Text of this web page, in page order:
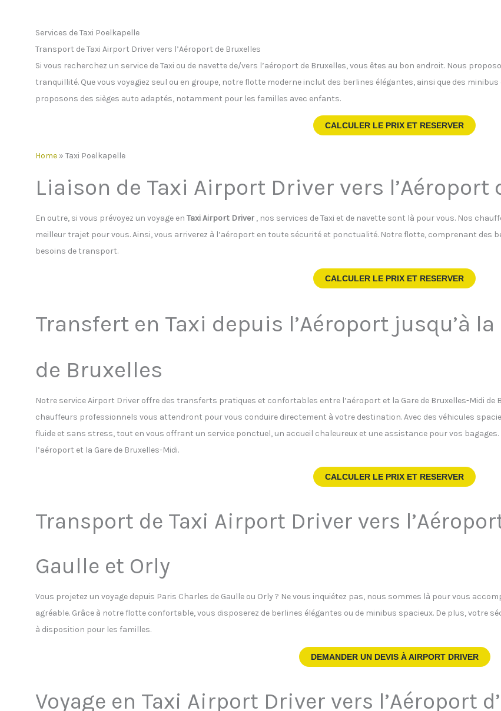
Services de Taxi Poelkapelle
Transport de Taxi Airport Driver vers l’Aéroport de Bruxelles
Si vous recherchez un service de Taxi ou de navette de/vers l’aéroport de Bruxelles, vous êtes au bon endroit. Nous
tranquillité. Que vous voyagiez seul ou en groupe, notre flotte moderne inclut des berlines élégantes, ainsi que des
proposons des sièges auto adaptés, notamment pour les familles avec enfants.
CALCULER LE PRIX ET RESERVER
Home » Taxi Poelkapelle
Liaison de Taxi Airport Driver vers l’Aéroport
En outre, si vous prévoyez un voyage en Taxi Airport Driver , nos services de Taxi et de navette sont là pour vous. Nos
meilleur trajet pour vous. Ainsi, vous arriverez à l’aéroport en toute sécurité et ponctualité. Notre flotte, comprenant des
besoins de transport.
CALCULER LE PRIX ET RESERVER
Transfert en Taxi depuis l’Aéroport jusqu’à
de Bruxelles
Notre service Airport Driver offre des transferts pratiques et confortables entre l’aéroport et la Gare de Bruxelles-Midi de
chauffeurs professionnels vous attendront pour vous conduire directement à votre destination. Avec des véhicules
fluide et sans stress, tout en vous offrant un service ponctuel, un accueil chaleureux et une assistance pour vos
l’aéroport et la Gare de Bruxelles-Midi.
CALCULER LE PRIX ET RESERVER
Transport de Taxi Airport Driver vers
Gaulle et Orly
Vous projetez un voyage depuis Paris Charles de Gaulle ou Orly ? Ne vous inquiétez pas, nous sommes là pour vous
agréable. Grâce à notre flotte confortable, vous disposerez de berlines élégantes ou de minibus spacieux. De plus, votre
à disposition pour les familles.
DEMANDER UN DEVIS ÀAIRPORT DRIVER
Voyage en Taxi Airport Driver vers l’Aéroport